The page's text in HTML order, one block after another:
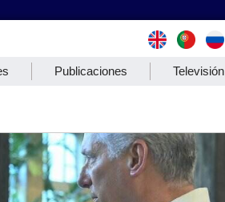
Publicaciones Televisión